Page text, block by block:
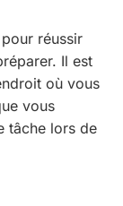
réussir
Il est
où vous
vous
tâche lors de